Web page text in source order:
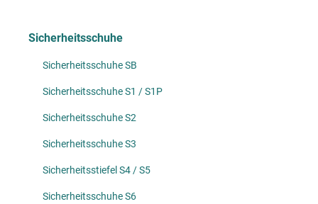
Sicherheitsschuhe
Sicherheitsschuhe SB
Sicherheitsschuhe S1 / S1P
Sicherheitsschuhe S2
Sicherheitsschuhe S3
Sicherheitsstiefel S4 / S5
Sicherheitsschuhe S6